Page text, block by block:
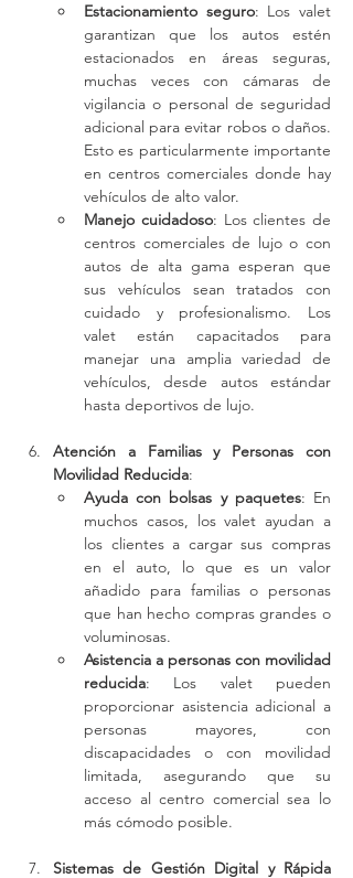
Estacionamiento seguro: Los valet
garantizan que los autos estén
estacionados en áreas seguras,
muchas veces con cámaras de
vigilancia o personal de seguridad
adicional para evitar robos o daños.
Esto es particularmente importante
en centros comerciales donde hay
vehículos de alto valor.
Manejo cuidadoso: Los clientes de
centros comerciales de lujo o con
autos de alta gama esperan que
sus vehículos sean tratados con
cuidado y profesionalismo. Los
valet están capacitados para
manejar una amplia variedad de
vehículos, desde autos estándar
hasta deportivos de lujo.
Atención a Familias y Personas con
Movilidad Reducida:
Ayuda con bolsas y paquetes: En
muchos casos, los valet ayudan a
los clientes a cargar sus compras
en el auto, lo que es un valor
añadido para familias o personas
que han hecho compras grandes o
voluminosas.
Asistencia a personas con movilidad
reducida: Los valet pueden
proporcionar asistencia adicional a
personas mayores, con
discapacidades o con movilidad
limitada, asegurando que su
acceso al centro comercial sea lo
más cómodo posible.
Sistemas de Gestión Digital y Rápida